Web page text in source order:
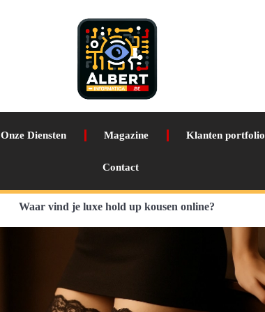
Onze Diensten Magazine Klanten portfolio
Contact
Waar vind je luxe hold up kousen online?